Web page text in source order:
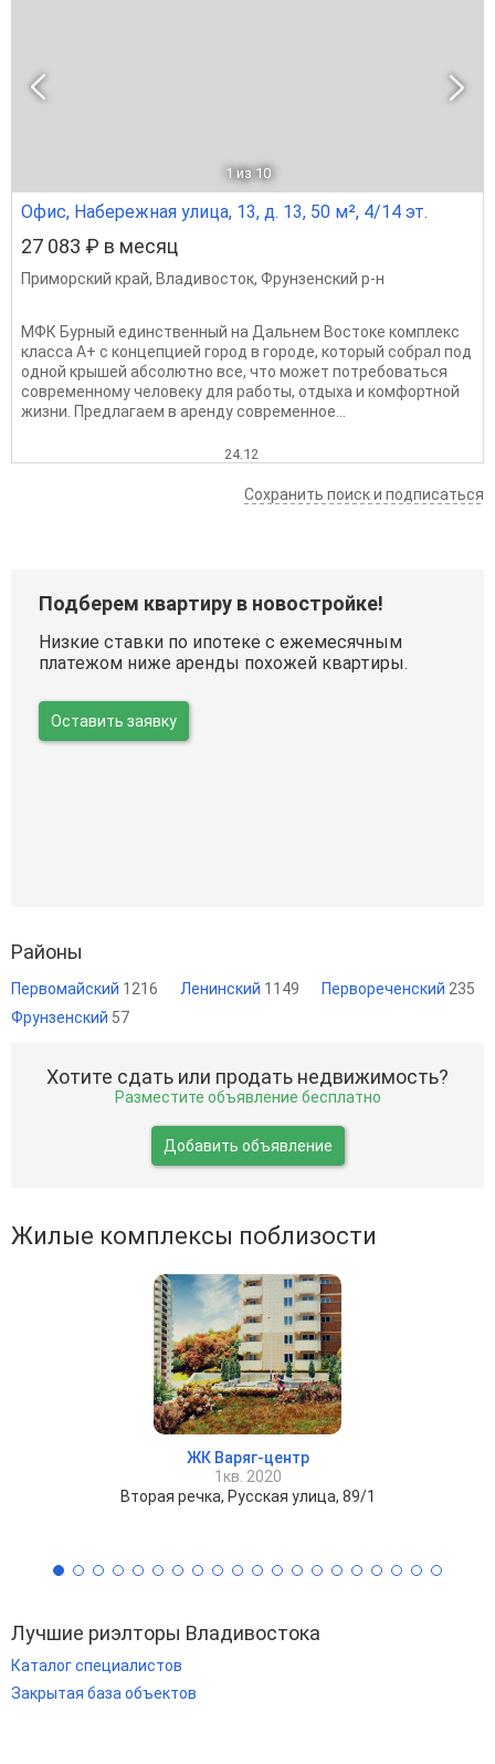
1 из 10
Офис, Набережная улица, 13, д. 13, 50 м², 4/14 эт.
27 083 ₽ в месяц
Приморский край, Владивосток, Фрунзенский р-н
МФК Бурный единственный на Дальнем Востоке комплекс
класса А+ с концепцией город в городе, который собрал под
одной крышей абсолютно все, что может потребоваться
современному человеку для работы, отдыха и комфортной
жизни. Предлагаем в аренду современное...
24.12
Сохранить поиск и подписаться
Подберем квартиру в новостройке!
Низкие ставки по ипотеке с ежемесячным
платежом ниже аренды похожей квартиры.
Оставить заявку
Районы
Первомайский 1216 Ленинский 1149 Первореченский 235
Фрунзенский 57
Хотите сдать или продать недвижимость?
Разместите объявление бесплатно
Добавить объявление
Жилые комплексы поблизости
ЖК Варяг-центр
1кв. 2020
Вторая речка, Русская улица, 89/1
Лучшие риэлторы Владивостока
Каталог специалистов
Закрытая база объектов